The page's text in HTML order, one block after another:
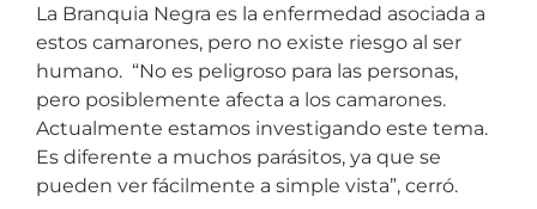
La Branquia Negra es la enfermedad asociada a
estos camarones, pero no existe riesgo al ser
humano. “No es peligroso para las personas,
pero posiblemente afecta a los camarones.
Actualmente estamos investigando este tema.
Es diferente a muchos parásitos, ya que se
pueden ver fácilmente a simple vista”, cerró.